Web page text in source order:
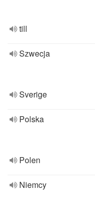
till
Szwecja
Sverige
Polska
Polen
Niemcy